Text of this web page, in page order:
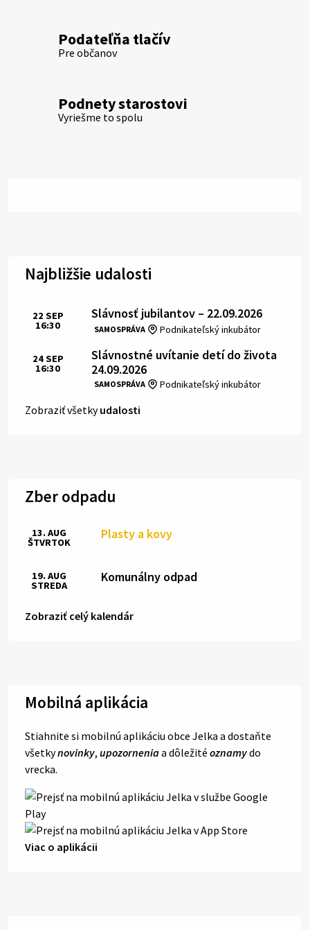
Podateľňa tlačív
Pre občanov
Podnety starostovi
Vyriešme to spolu
Najbližšie udalosti
Slávnosť jubilantov – 22.09.2026
SAMOSPRÁVA Miesto:
Podnikateľský inkubátor
Čas:
22 SEP
16:30
Slávnostné uvítanie detí do života
24.09.2026
SAMOSPRÁVA Miesto:
Podnikateľský inkubátor
Čas:
24SEP
16:30
Zobraziť všetkyudalosti
Zber odpadu
Plasty a kovy
13. AUG
ŠTVRTOK
Komunálny odpad
19. AUG
STREDA
Zobraziť celý kalendár
Mobilná aplikácia
Stiahnite si mobilnú aplikáciu obce Jelka a dostaňte
všetkynovinky, upozorneniaa dôležité oznamydo
vrecka.
Viac o aplikácii